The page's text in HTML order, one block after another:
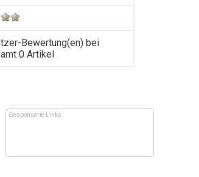
Bewertung(en) bei
0 Artikel
Gesponsorte Links